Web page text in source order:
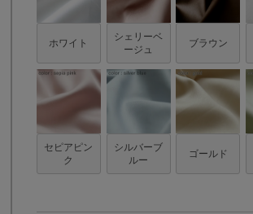
ホワイト
シェリーベ
ージュ
ブラウン
セピアピン
ク
シルバーブ
ルー
ゴールド